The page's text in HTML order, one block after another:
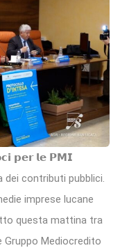
𝗽𝗲𝗿 𝗹𝗲 𝗣𝗠𝗜
contributi pubblici.
imprese lucane
questa mattina tra
Gruppo Mediocredito